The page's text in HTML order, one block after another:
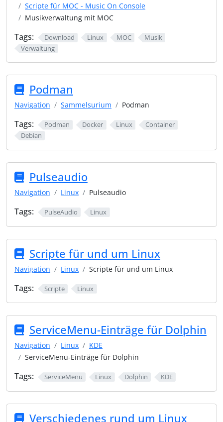
Scripte für MOC - Music On Console
Musikverwaltung mit MOC
Tags: Download Linux MOC
Musik
Verwaltung
Podman
Navigation Sammelsurium Podman
Tags: Podman Docker Linux
Container
Debian
Pulseaudio
Navigation Linux Pulseaudio
Tags: PulseAudio Linux
Scripte für und um Linux
Navigation Linux Scripte für und um Linux
Tags: Scripte Linux
ServiceMenu-Einträge für Dolphin
Navigation Linux
KDE
ServiceMenu-Einträge für Dolphin
Tags: ServiceMenu Linux Dolphin KDE
Verschiedenes rund um Linux